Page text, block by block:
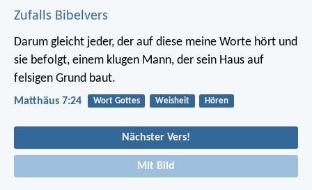
Zufalls Bibelvers
Darum gleicht jeder, der auf diese meine Worte hört und
sie befolgt, einem klugen Mann, der sein Haus auf
felsigen Grund baut.
Matthäus 7:24 Wort Gottes Weisheit Hören
Nächster Vers!
Mit Bild